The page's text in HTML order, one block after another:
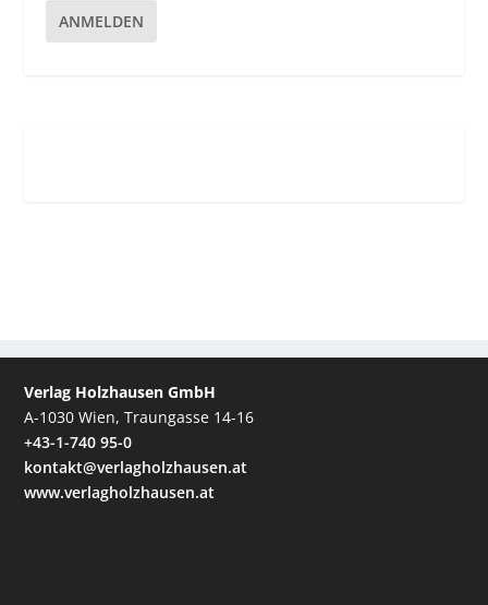
ANMELDEN
Verlag Holzhausen GmbH
A-1030 Wien, Traungasse 14-16
+43-1-740 95-0
kontakt@verlagholzhausen.at
www.verlagholzhausen.at